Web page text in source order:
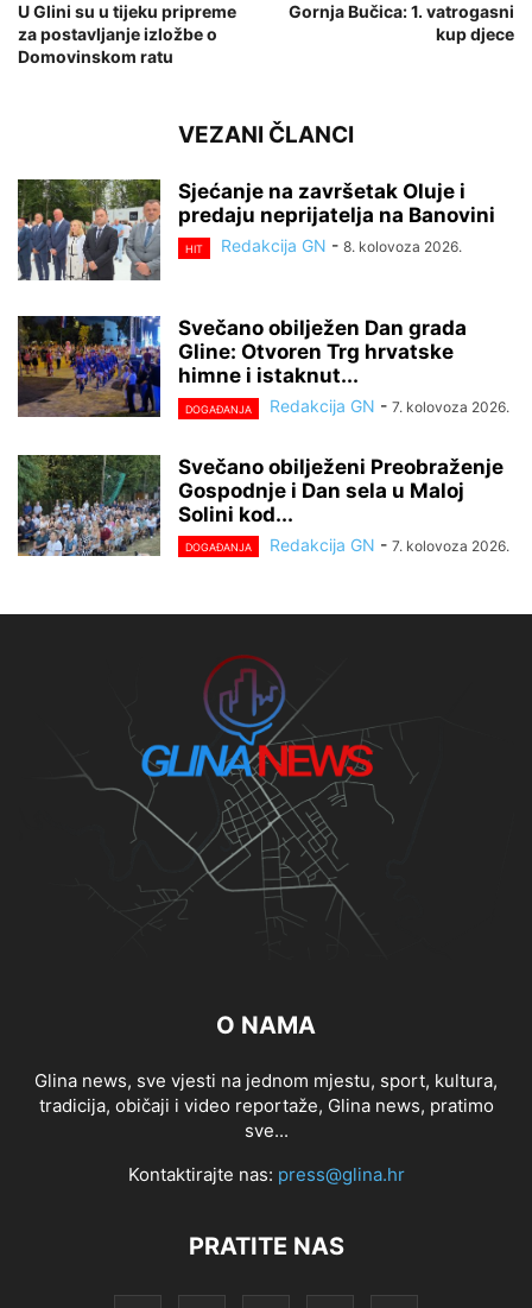
U Glini su u tijeku pripreme
za postavljanje izložbe o
Domovinskom ratu
Gornja Bučica: 1. vatrogasni
kup djece
VEZANI ČLANCI
Sjećanje na završetak Oluje i
predaju neprijatelja na Banovini
HIT Redakcija GN - 8. kolovoza 2026.
Svečano obilježen Dan grada
Gline: Otvoren Trg hrvatske
himne i istaknut...
DOGAĐANJA Redakcija GN - 7. kolovoza 2026.
Svečano obilježeni Preobraženje
Gospodnje i Dan sela u Maloj
Solini kod...
DOGAĐANJA Redakcija GN - 7. kolovoza 2026.
O NAMA
Glina news, sve vjesti na jednom mjestu, sport, kultura,
tradicija, običaji i video reportaže, Glina news, pratimo
sve...
Kontaktirajte nas: press@glina.hr
PRATITE NAS